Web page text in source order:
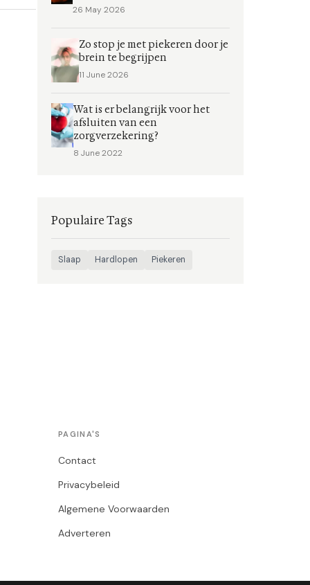
26 May 2026
Zo stop je met piekeren door je
brein te begrijpen
11 June 2026
Wat is er belangrijk voor het
afsluiten van een
zorgverzekering?
8 June 2022
Populaire Tags
Slaap Hardlopen Piekeren
PAGINA'S
Contact
Privacybeleid
Algemene Voorwaarden
Adverteren